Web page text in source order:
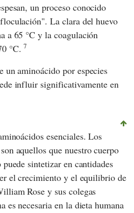
un proceso conocido
La clara del huevo
a 65 °C y la coagulación
°C.7
un aminoácido por especies
influir significativamente en
esenciales. Los
aquellos que nuestro cuerpo
sintetizar en cantidades
el crecimiento y el equilibrio de
Rose y sus colegas
es necesaria en la dieta humana